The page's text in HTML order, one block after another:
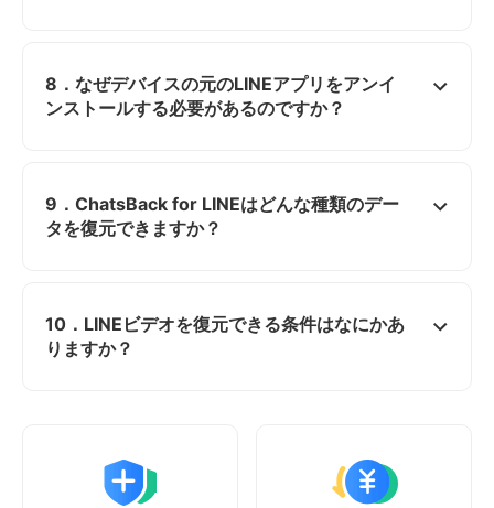
8．なぜデバイスの元のLINEアプリをアンイ
ンストールする必要があるのですか？
9．ChatsBack for LINEはどんな種類のデー
タを復元できますか？
10．LINEビデオを復元できる条件はなにかあ
りますか？